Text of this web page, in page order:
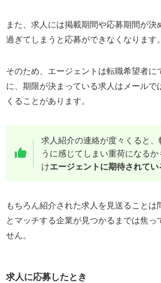
また、求人には掲載期間や応募期間が決
過ぎてしまうと応募ができなくなります。
そのため、エージェントは転職希望者に
に、期限が決まっている求人はメールで
くることがあります。
求人紹介の連絡が度々くると
うに感じてしまい重荷になる
けエージェントに期待されて
もちろん紹介された求人を見送ることは
とマッチする企業が見つかるまでは焦っ
せん。
求人に応募したとき